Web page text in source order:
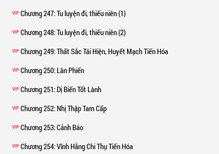
VIP Chương 247: Tu luyện đi, thiếu niên (1)
VIP Chương 248: Tu luyện đi, thiếu niên (2)
VIP Chương 249: Thất Sắc Tái Hiện, Huyết Mạch Tiến Hóa
VIP Chương 250: Lân Phiến
VIP Chương 251: Dị Biến Tốt Lành
VIP Chương 252: Nhị Thập Tam Cấp
VIP Chương 253: Cảnh Báo
VIP Chương 254: Vĩnh Hằng Chi Thụ Tiến Hóa